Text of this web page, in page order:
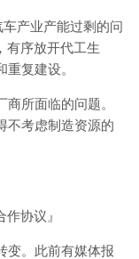
产业产能过剩的问
有序放开代工生
复建设。
所面临的问题。
不考虑制造资源的
作协议』
变。此前有媒体报